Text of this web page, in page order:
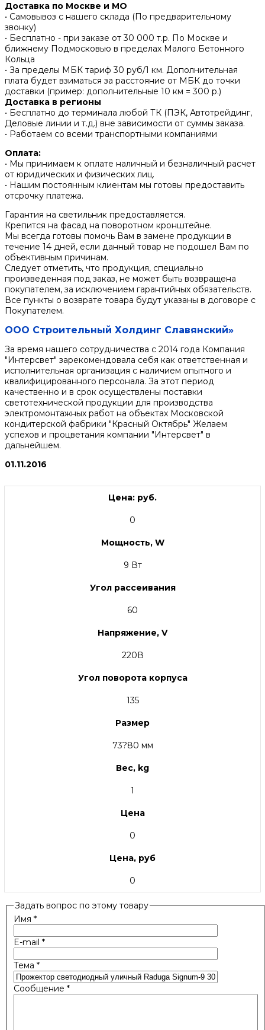
Доставка по Москве и МО
• Самовывоз с нашего склада (По предварительному
звонку)
• Бесплатно - при заказе от 30 000 т.р. По Москве и
ближнему Подмосковью в пределах Малого Бетонного
Кольца
• За пределы МБК тариф 30 руб/1 км. Дополнительная
плата будет взиматься за расстояние от МБК до точки
доставки (пример: дополнительные 10 км = 300 р.)
Доставка в регионы
• Бесплатно до терминала любой ТК (ПЭК, Автотрейдинг,
Деловые линии и т.д.) вне зависимости от суммы заказа.
• Работаем со всеми транспортными компаниями
Оплата:
• Мы принимаем к оплате наличный и безналичный расчет
от юридических и физических лиц.
• Нашим постоянным клиентам мы готовы предоставить
отсрочку платежа.
Гарантия на светильник предоставляется.
Крепится на фасад на поворотном кронштейне.
Мы всегда готовы помочь Вам в замене продукции в
течение 14 дней, если данный товар не подошел Вам по
объективным причинам.
Следует отметить, что продукция, специально
произведенная под заказ, не может быть возвращена
покупателем, за исключением гарантийных обязательств.
Все пункты о возврате товара будут указаны в договоре с
Покупателем.
ООО Строительный Холдинг Славянский»
За время нашего сотрудничества с 2014 года Компания
"Интерсвет" зарекомендовала себя как ответственная и
исполнительная организация с наличием опытного и
квалифицированного персонала. За этот период
качественно и в срок осуществлены поставки
светотехнической продукции для производства
электромонтажных работ на объектах Московской
кондитерской фабрики "Красный Октябрь" Желаем
успехов и процветания компании "Интерсвет" в
дальнейшем.
01.11.2016
Цена: руб.
0
Мощность, W
9 Вт
Угол рассеивания
60
Напряжение, V
220В
Угол поворота корпуса
135
Размер
73?80 мм
Вес, kg
1
Цена
0
Цена, руб
0
Задать вопрос по этому товару
Имя *
E-mail *
Тема *
Сообщение *